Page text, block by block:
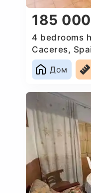
185
4 bedrooms
Caceres‎,
Дом